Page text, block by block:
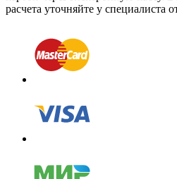
расчета уточняйте у специалиста